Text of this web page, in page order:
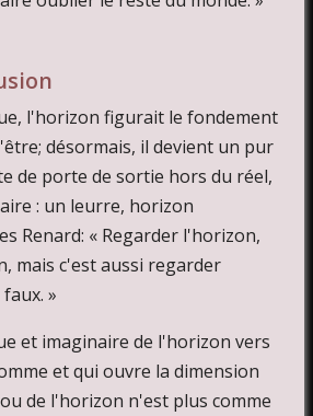
l'horizon figurait le fondement
désormais, il devient un pur
de porte de sortie hors du réel,
: un leurre, horizon
Renard: « Regarder l'horizon,
mais c'est aussi regarder
»
et imaginaire de l'horizon vers
et qui ouvre la dimension
de l'horizon n'est plus comme